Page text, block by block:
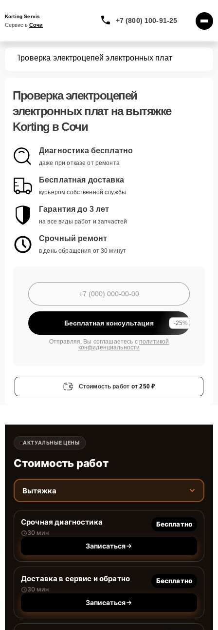
Korting Servis
Сервис в Сочи
+7 (800) 100-91-25
Проверка электроцепей электронных плат
Проверка электроцепей
электронных платна вытяжке
Korting в Сочи
Диагностика бесплатно
даже при отказе от ремонта
Бесплатная доставка
курьером собственной службы
Гарантия до 3 лет
на все виды работ и запчастей
Срочный ремонт
в день обращения от 30 минут
Бесплатная консультация -25%
Отправляя, Вы соглашаетесь с политикой
конфиденциальности
Стоимость работ от 250 ₽
АКТУАЛЬНЫЕ ЦЕНЫ
Стоимость работ
Вытяжка
Срочная диагностика
30 мин
Бесплатно
Записаться
Доставка в сервис и обратно
30 мин
Бесплатно
Записаться